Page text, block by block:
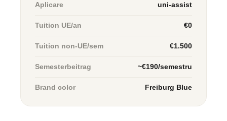
Aplicare uni-assist
Tuition UE/an €0
Tuition non-UE/sem €1.500
Semesterbeitrag ~€190/semestru
Brand color Freiburg Blue